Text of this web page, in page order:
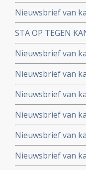
Nieuwsbrief van
STA OP TEGEN
naar niet-toxische
Nieuwsbrief van
Nieuwsbrief van
Nieuwsbrief van
Nieuwsbrief van
Nieuwsbrief van
Nieuwsbrief van